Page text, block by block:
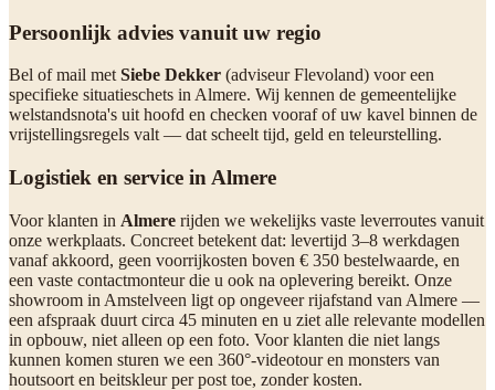
Persoonlijk advies vanuit uw regio
Bel of mail met Siebe Dekker (adviseur Flevoland) voor een
specifieke situatieschets in Almere. Wij kennen de gemeentelijke
welstandsnota's uit hoofd en checken vooraf of uw kavel binnen de
vrijstellingsregels valt — dat scheelt tijd, geld en teleurstelling.
Logistiek en service in Almere
Voor klanten in Almere rijden we wekelijks vaste leverroutes vanuit
onze werkplaats. Concreet betekent dat: levertijd 3–8 werkdagen
vanaf akkoord, geen voorrijkosten boven € 350 bestelwaarde, en
een vaste contactmonteur die u ook na oplevering bereikt. Onze
showroom in Amstelveen ligt op ongeveer rijafstand van Almere —
een afspraak duurt circa 45 minuten en u ziet alle relevante modellen
in opbouw, niet alleen op een foto. Voor klanten die niet langs
kunnen komen sturen we een 360°-videotour en monsters van
houtsoort en beitskleur per post toe, zonder kosten.